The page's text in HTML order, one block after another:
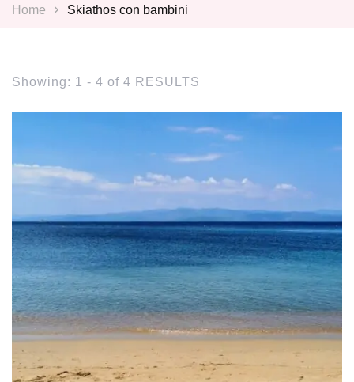
Home Skiathos con bambini
Showing: 1 - 4 of 4 RESULTS